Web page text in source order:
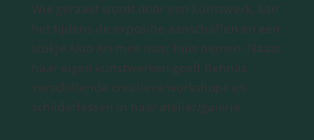
Wie geraakt wordt door een kunstwerk, kan
het tijdens de expositie aanschaffen en een
stukje Akio Art mee naar huis nemen. Naast
haar eigen kunstwerken geeft Behnaz
verschillende creatieve workshops en
schilderlessen in haar atelier/galerie.